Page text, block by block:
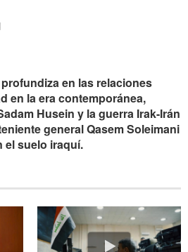
en las relaciones
en la era contemporánea,
Husein y la guerra Irak-Irán
general Qasem Soleimani
el suelo iraquí.